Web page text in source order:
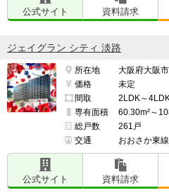
大阪駅まで15分程度で到着で
というアクセスの良さは大き
摂津市駅も徒歩で行ける距離
とができるのもいい点だと思
公式サイト 資料請求
ジェイグラン シティ 淡路
所在地
大阪府大阪
価格
未定
間取
2LDK～
専有面積
60.30m²～
総戸数
261戸
交通
おおさか東
公式サイト 資料請求